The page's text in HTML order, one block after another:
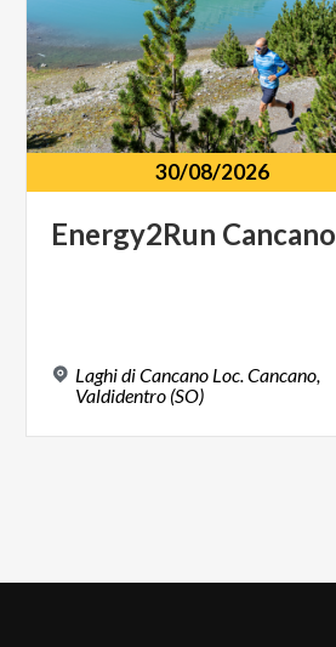
30/08/2026
Energy2Run Cancano
Laghi di Cancano Loc. Cancano,
Valdidentro (SO)